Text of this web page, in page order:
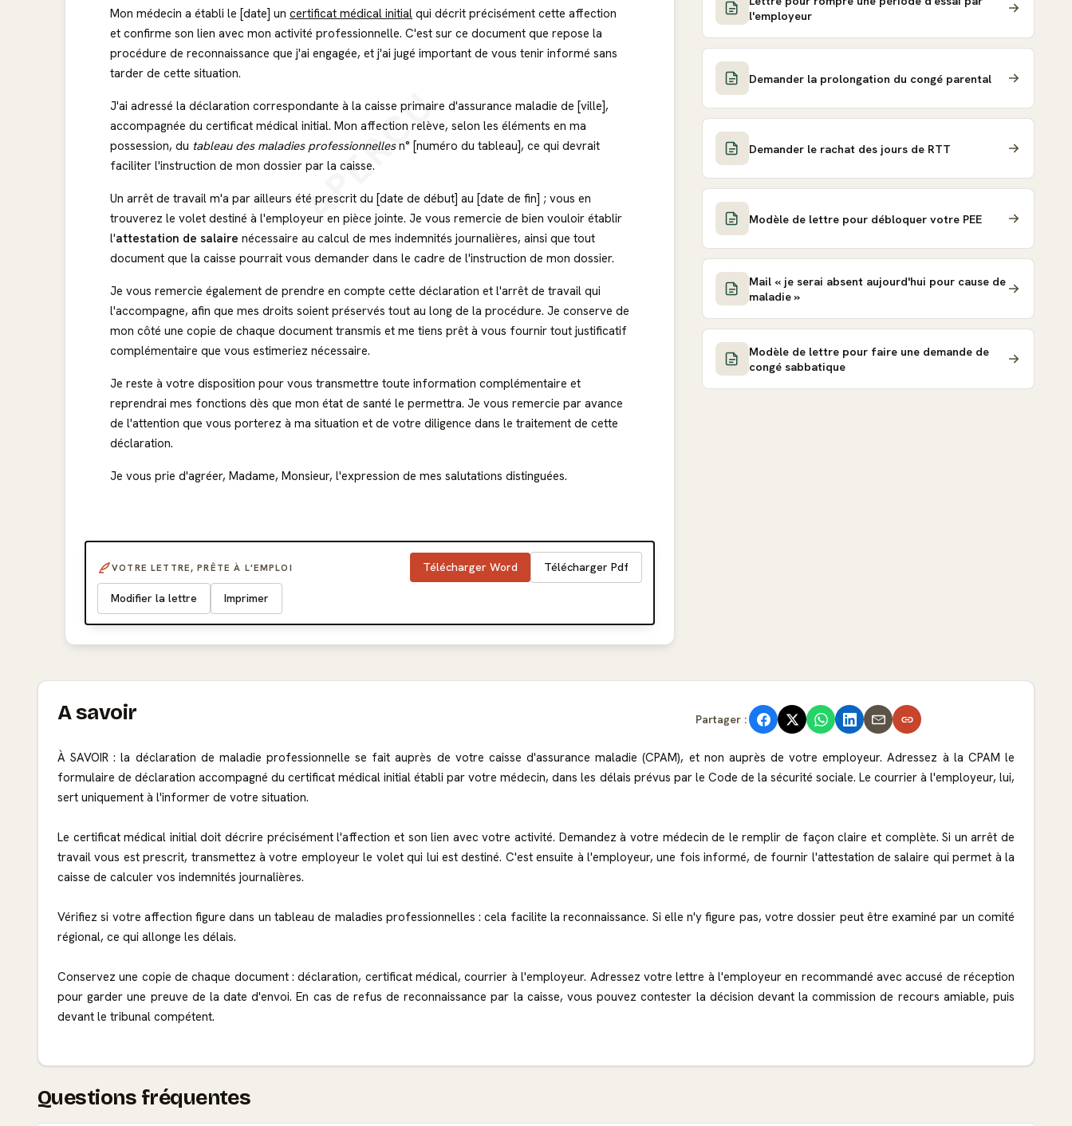
APERÇU
Mon médecin a établi le [date] uncertificat médical initial qui décrit précisément cette affection
et confirme son lien avec mon activité professionnelle. C'est sur ce document que repose la
procédure de reconnaissance que j'ai engagée, et j'ai jugé important de vous tenir informé sans
tarder de cette situation.
J'ai adressé la déclaration correspondante à la caisse primaire d'assurance maladie de [ville],
accompagnée du certificat médical initial. Mon affection relève, selon les éléments en ma
possession, du tableau des maladies professionnellesn° [numéro du tableau], ce qui devrait
faciliter l'instruction de mon dossier par la caisse.
Un arrêt de travail m'a par ailleurs été prescrit du [date de début] au [date de fin] ; vous en
trouverez le volet destiné à l'employeur en pièce jointe. Je vous remercie de bien vouloir établir
l'attestation de salaire nécessaire au calcul de mes indemnités journalières, ainsi que tout
document que la caisse pourrait vous demander dans le cadre de l'instruction de mon dossier.
Je vous remercie également de prendre en compte cette déclaration et l'arrêt de travail qui
l'accompagne, afin que mes droits soient préservés tout au long de la procédure. Je conserve de
mon côté une copie de chaque document transmis et me tiens prêt à vous fournir tout justificatif
complémentaire que vous estimeriez nécessaire.
Je reste à votre disposition pour vous transmettre toute information complémentaire et
reprendrai mes fonctions dès que mon état de santé le permettra. Je vous remercie par avance
de l'attention que vous porterez à ma situation et de votre diligence dans le traitement de cette
déclaration.
Je vous prie d'agréer, Madame, Monsieur, l'expression de mes salutations distinguées.
VOTRE LETTRE, PRÊTE À L'EMPLOI Télécharger Word Télécharger Pdf
Modifier la lettre Imprimer
l'employeur
Demander la prolongation du congé parental
Demander le rachat des jours de RTT
Modèle de lettre pour débloquer votre PEE
Mail « je serai absent aujourd'hui pour cause de
maladie »
Modèle de lettre pour faire une demande de
congé sabbatique
A savoir Partager :
À SAVOIR : la déclaration de maladie professionnelle se fait auprès de votre caisse d'assurance maladie (CPAM), et non auprès de votre employeur. Adressez à la CPAM le
formulaire de déclaration accompagné du certificat médical initial établi par votre médecin, dans les délais prévus par le Code de la sécurité sociale. Le courrier à l'employeur, lui,
sert uniquement à l'informer de votre situation.
Le certificat médical initial doit décrire précisément l'affection et son lien avec votre activité. Demandez à votre médecin de le remplir de façon claire et complète. Si un arrêt de
travail vous est prescrit, transmettez à votre employeur le volet qui lui est destiné. C'est ensuite à l'employeur, une fois informé, de fournir l'attestation de salaire qui permet à la
caisse de calculer vos indemnités journalières.
Vérifiez si votre affection figure dans un tableau de maladies professionnelles : cela facilite la reconnaissance. Si elle n'y figure pas, votre dossier peut être examiné par un comité
régional, ce qui allonge les délais.
Conservez une copie de chaque document : déclaration, certificat médical, courrier à l'employeur. Adressez votre lettre à l'employeur en recommandé avec accusé de réception
pour garder une preuve de la date d'envoi. En cas de refus de reconnaissance par la caisse, vous pouvez contester la décision devant la commission de recours amiable, puis
devant le tribunal compétent.
Questions fréquentes